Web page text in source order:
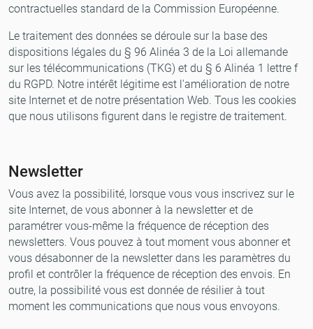
contractuelles standard de la Commission Européenne.
Le traitement des données se déroule sur la base des
dispositions légales du § 96 Alinéa 3 de la Loi allemande
sur les télécommunications (TKG) et du § 6 Alinéa 1 lettre f
du RGPD. Notre intérêt légitime est l'amélioration de notre
site Internet et de notre présentation Web. Tous les cookies
que nous utilisons figurent dans le registre de traitement.
Newsletter
Vous avez la possibilité, lorsque vous vous inscrivez sur le
site Internet, de vous abonner à la newsletter et de
paramétrer vous-même la fréquence de réception des
newsletters. Vous pouvez à tout moment vous abonner et
vous désabonner de la newsletter dans les paramètres du
profil et contrôler la fréquence de réception des envois. En
outre, la possibilité vous est donnée de résilier à tout
moment les communications que nous vous envoyons.